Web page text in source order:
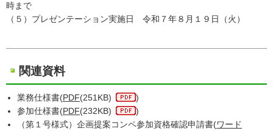
時まで
（５）プレゼンテーション実施日 令和７年８月１９日（火）
関連資料
業務仕様書(PDF(251KB)
)
参加仕様書(PDF(232KB)
)
（第１号様式）企画提案コンペ参加資格確認申請書(ワード